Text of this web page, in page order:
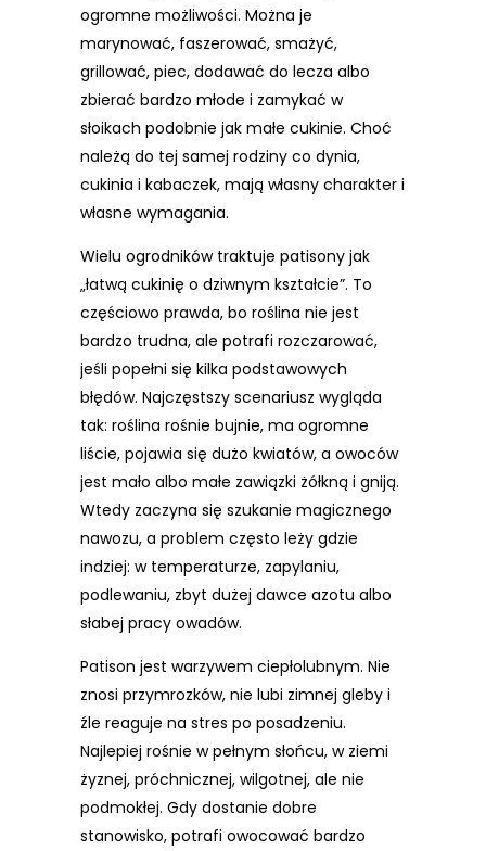
ogromne możliwości. Można je
marynować, faszerować, smażyć,
grillować, piec, dodawać do lecza albo
zbierać bardzo młode i zamykać w
słoikach podobnie jak małe cukinie. Choć
należą do tej samej rodziny co dynia,
cukinia i kabaczek, mają własny charakter i
własne wymagania.
Wielu ogrodników traktuje patisony jak
„łatwą cukinię o dziwnym kształcie”. To
częściowo prawda, bo roślina nie jest
bardzo trudna, ale potrafi rozczarować,
jeśli popełni się kilka podstawowych
błędów. Najczęstszy scenariusz wygląda
tak: roślina rośnie bujnie, ma ogromne
liście, pojawia się dużo kwiatów, a owoców
jest mało albo małe zawiązki żółkną i gniją.
Wtedy zaczyna się szukanie magicznego
nawozu, a problem często leży gdzie
indziej: w temperaturze, zapylaniu,
podlewaniu, zbyt dużej dawce azotu albo
słabej pracy owadów.
Patison jest warzywem ciepłolubnym. Nie
znosi przymrozków, nie lubi zimnej gleby i
źle reaguje na stres po posadzeniu.
Najlepiej rośnie w pełnym słońcu, w ziemi
żyznej, próchnicznej, wilgotnej, ale nie
podmokłej. Gdy dostanie dobre
stanowisko, potrafi owocować bardzo